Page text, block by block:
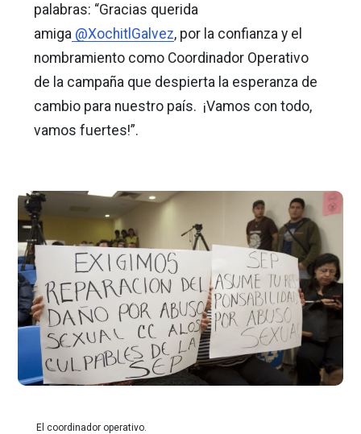
palabras: “Gracias querida
amiga @XochitlGalvez, por la confianza y el
nombramiento como Coordinador Operativo
de la campaña que despierta la esperanza de
cambio para nuestro país. ¡Vamos con todo,
vamos fuertes!”.
El coordinador operativo.